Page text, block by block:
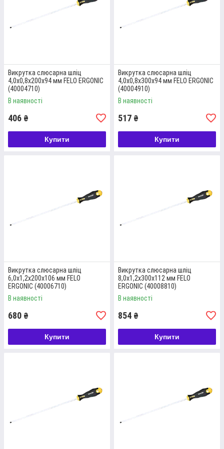
ВИКРУТКА Т-ПОДІБНА FELO
хромованадієва сталь, зручна двокомпонентна рукоятка.
Детальніше
Детальніше
Викрутка слюсарна шліц
4,0x0,8x200x94 мм FELO ERGONІС
(40004710)
В наявності
406 ₴
Купити
Викрутка слюсарна шліц
4,0x0,8x300x94 мм FELO ERGONІС
(40004910)
В наявності
517 ₴
Купити
Викрутка слюсарна шліц
6,0x1,2x200x106 мм FELO
ERGONІС (40006710)
В наявності
680 ₴
Купити
Викрутка слюсарна шліц
8,0x1,2x300x112 мм FELO
ERGONІС (40008810)
В наявності
854 ₴
Купити